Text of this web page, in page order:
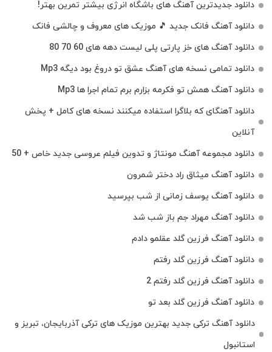
دانلود جدیدترین آهنگ‌ های باشگاه انرژی بیشتر تمرین بهتر!
دانلود آهنگ فانک جدید 🎵 موزیک‌ های معروف و چالشی فانک
دانلود آهنگ های خز پارتی پلی لیست دهه های 60 70 80
دانلود تمامی نسخه های آهنگ عشق تو دروغ بود دیگه Mp3
دانلود آهنگ همش تو فکرمه بزارم برم تمام اجرا ها Mp3
دانلود آهنگای که بلاگرا استفاده میکنند نسخه های کامل + پخش
آنلاین
دانلود مجموعه آهنگ مونتاژ و تدوین فیلم عروسی جدید خاص + 50
دانلود آهنگ میثاق راد دختر شمرون
دانلود آهنگ یوسف زمانی از شب بپرسید
دانلود آهنگ مهراد جم باز شب شد
دانلود آهنگ فرزین گلد عقلمو دادم
دانلود آهنگ فرزین گلد رفتم
دانلود آهنگ فرزین گلد رفتم 2
دانلود آهنگ فرزین گلد بعد تو
دانلود آهنگ ترکی جدید بهترین موزیک‌ های ترکی آذربایجان، تبریز و
استانبول